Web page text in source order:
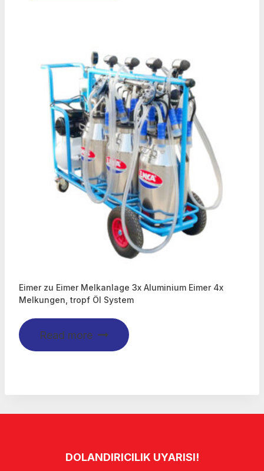
Eimer zu Eimer Melkanlage 3x Aluminium Eimer 4x
Melkungen, tropf Öl System
Read more
DOLANDIRICILIK UYARISI!